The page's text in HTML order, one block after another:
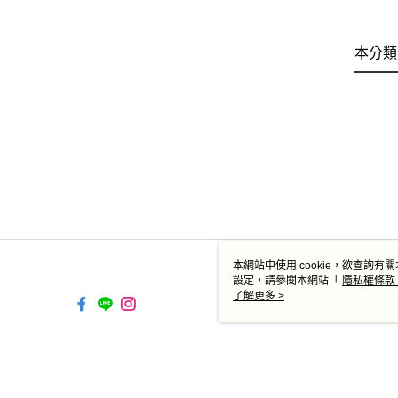
本分
本網站中使用 cookie，欲查詢有
設定，請參閱本網站「 隱私權條款
使用 cookie。
了解更多 >